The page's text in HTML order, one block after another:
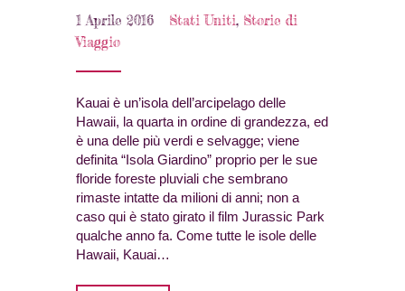
1 Aprile 2016 Stati Uniti, Storie di
Viaggio
Kauai è un’isola dell’arcipelago delle
Hawaii, la quarta in ordine di grandezza, ed
è una delle più verdi e selvagge; viene
definita “Isola Giardino” proprio per le sue
floride foreste pluviali che sembrano
rimaste intatte da milioni di anni; non a
caso qui è stato girato il film Jurassic Park
qualche anno fa. Come tutte le isole delle
Hawaii, Kauai…